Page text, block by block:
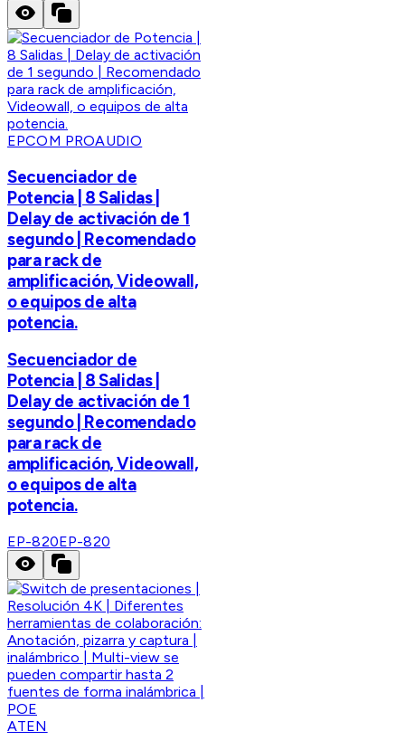
EPCOM PROAUDIO
Secuenciador de
Potencia | 8 Salidas |
Delay de activación de 1
segundo | Recomendado
para rack de
amplificación, Videowall,
o equipos de alta
potencia.
Secuenciador de
Potencia | 8 Salidas |
Delay de activación de 1
segundo | Recomendado
para rack de
amplificación, Videowall,
o equipos de alta
potencia.
EP-820EP-820
ATEN